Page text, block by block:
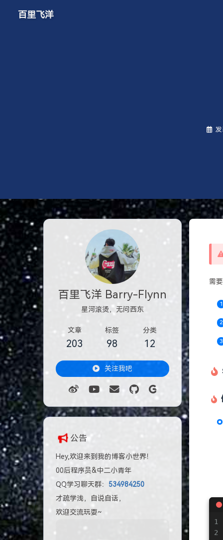
百里飞洋
需
1
2
百里飞洋 Barry-Flynn
星河滚烫，无问西东
文章
203
标签
98
分类
12
关注我吧
公告
Hey,欢迎来到我的博客小世界！
00后程序员&中二小青年
QQ学习聊天群： 534984250
才疏学浅，自说自话，
欢迎交流玩耍~